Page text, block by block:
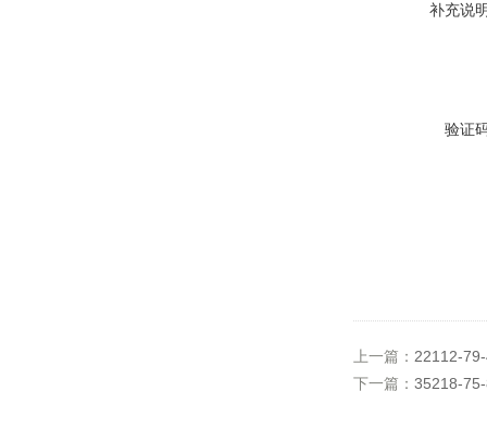
补充说
验证
上一篇： 22112-
下一篇： 35218-